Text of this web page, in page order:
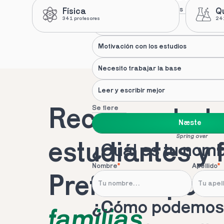
Nuestras recomendaciones
Motivación con los estudios
Necesito trabajar la base
Leer y escribir mejor
Se flere
Næste
Spring over
¿Cuál es tu
Nombre* Apellido*
¿Cómo podemos
Física
341 profesores
estudiantes y
Preferido por